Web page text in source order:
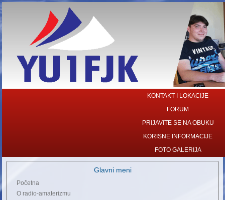
KONTAKT I LOKACIJE
FORUM
PRIJAVITE SE NA OBUKU
KORISNE INFORMACIJE
FOTO GALERIJA
Glavni meni
Početna
O radio-amaterizmu